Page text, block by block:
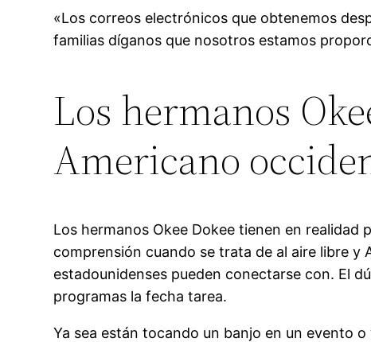
«Los correos electrónicos que obtenemos
familias díganos que nosotros estamos
Los hermanos
Americano
Los hermanos Okee Dokee tienen en
comprensión cuando se trata de al aire libre
estadounidenses pueden conectarse con. El
programas la fecha tarea.
Ya sea están tocando un banjo en un evento